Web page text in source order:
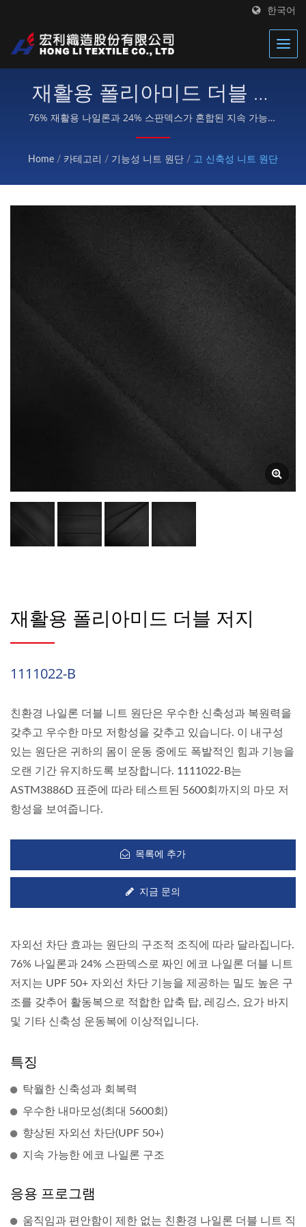
한국어
재활용 폴리아미드 더블 저
지 – 고성능 에코 나일론 니
트 원단
76% 재활용 나일론과 24% 스판덱스가 혼합된 지속 가능한
4방향 신축성 더블 니트 원단으로, UPF 50+ 자외선 차단과
엄 액티브웨어, 압축 의류, 레깅스 및 요가 바지를 위해 특별
히 설계되었습니다.
Home / 카테고리 / 기능성 니트 원단 / 고 신축성 니트 원단
재활용 폴리아미드 더블 저지
1111022-B
친환경 나일론 더블 니트 원단은 우수한 신축성과 복원력을
갖추고 우수한 마모 저항성을 갖추고 있습니다. 이 내구성
있는 원단은 귀하의 몸이 운동 중에도 폭발적인 힘과 기능을
오랜 기간 유지하도록 보장합니다. 1111022-B는
ASTM3886D 표준에 따라 테스트된 5600회까지의 마모 저
항성을 보여줍니다.
목록에 추가
지금 문의
자외선 차단 효과는 원단의 구조적 조직에 따라 달라집니다.
76% 나일론과 24% 스판덱스로 짜인 에코 나일론 더블 니트
저지는 UPF 50+ 자외선 차단 기능을 제공하는 밀도 높은 구
조를 갖추어 활동복으로 적합한 압축 탑, 레깅스, 요가 바지
및 기타 신축성 운동복에 이상적입니다.
특징
탁월한 신축성과 회복력
우수한 내마모성(최대 5600회)
향상된 자외선 차단(UPF 50+)
지속 가능한 에코 나일론 구조
응용 프로그램
움직임과 편안함이 제한 없는 친환경 나일론 더블 니트 직